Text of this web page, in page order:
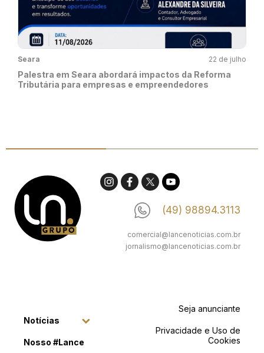
Seara 22 de julho
Palestra em Seara abordará impactos da Reforma
Tributária para empresas e empreendedores
(49) 98894.3113
comercial@lancenoticias.com.br
jornalismo@lancenoticias.com.br
Notícias
Nosso #Lance
Seja anunciante
Privacidade e Uso de
Cookies